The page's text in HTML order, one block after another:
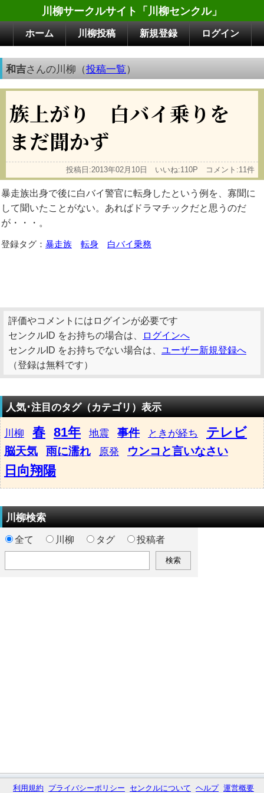
川柳サークルサイト「川柳センクル」
ホーム 川柳投稿 新規登録 ログイン
和吉さんの川柳（投稿一覧）
族上がり 白バイ乗りを
まだ聞かず
投稿日:2013年02月10日 いいね:110P コメント:11件
暴走族出身で後に白バイ警官に転身したという例を、寡聞に
して聞いたことがない。あればドラマチックだと思うのだ
が・・・。
登録タグ： 暴走族 転身 白バイ乗務
評価やコメントにはログインが必要です
センクルID をお持ちの場合は、
ログインへ
センクルID をお持ちでない場合は、 ユーザー新規登録へ
（登録は無料です）
人気･注目のタグ（カテゴリ）表示
川柳 春 81年 地震 事件 ときが経ち テレビ
脳天気 雨に濡れ 原発 ウンコと言いなさい
日向翔陽
川柳検索
全て 川柳 タグ 投稿者
利用規約 プライバシーポリシー センクルについて ヘルプ 運営概要